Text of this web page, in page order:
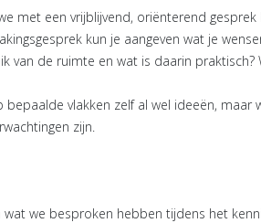
met een vrijblijvend, oriënterend
kun je aangeven wat je
van de ruimte en wat is daarin
bepaalde vlakken zelf al wel ideeën,
zijn.
wat we besproken hebben tijdens het